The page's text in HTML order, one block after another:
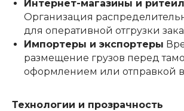
Интернет-магазины и ритейл
Организация
для оперативной отгрузки
Импортеры и экспортеры
размещение грузов перед
оформлением или отправкой
Технологии и прозрачность